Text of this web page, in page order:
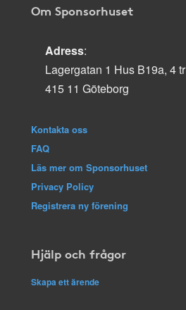
Om Sponsorhuset
Adress:
Lagergatan 1 Hus B19a, 4 tr
415 11 Göteborg
Kontakta oss
FAQ
Läs mer om Sponsorhuset
Privacy Policy
Registrera ny förening
Hjälp och frågor
Skapa ett ärende